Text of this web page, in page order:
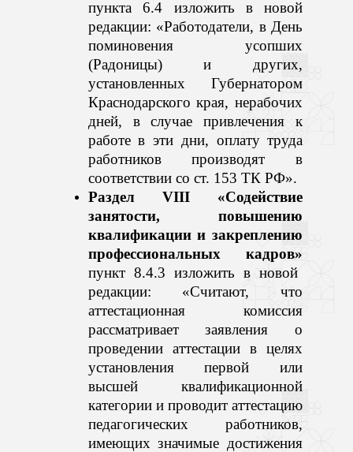
пункта 6.4 изложить в новой
редакции: «Работодатели, в День
поминовения усопших
(Радоницы) и других,
установленных Губернатором
Краснодарского края, нерабочих
дней, в случае привлечения к
работе в эти дни, оплату труда
работников производят в
соответствии со ст. 153 ТК РФ».
Раздел VIII «Содействие
занятости, повышению
квалификации и закреплению
профессиональных кадров»
пункт 8.4.3 изложить в новой
редакции: «Считают, что
аттестационная комиссия
рассматривает заявления о
проведении аттестации в целях
установления первой или
высшей квалификационной
категории и проводит аттестацию
педагогических работников,
имеющих значимые достижения